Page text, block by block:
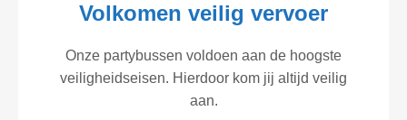
Volkomen veilig vervoer
Onze partybussen voldoen aan de hoogste
veiligheidseisen. Hierdoor kom jij altijd veilig
aan.